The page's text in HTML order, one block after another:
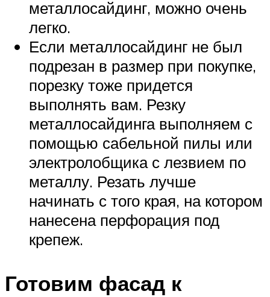
металлосайдинг, можно очень
легко.
Если металлосайдинг не был
подрезан в размер при покупке,
порезку тоже придется
выполнять вам. Резку
металлосайдинга выполняем с
помощью сабельной пилы или
электролобщика с лезвием по
металлу. Резать лучше
начинать с того края, на котором
нанесена перфорация под
крепеж.
Готовим фасад к